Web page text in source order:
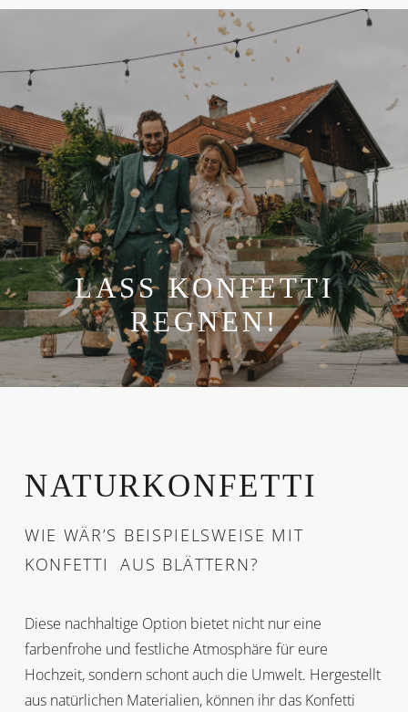
LASS KONFETTI
REGNEN!
NATURKONFETTI
WIE WÄR’S BEISPIELSWEISE MIT
KONFETTI AUS BLÄTTERN?
Diese nachhaltige Option bietet nicht nur eine
farbenfrohe und festliche Atmosphäre für eure
Hochzeit, sondern schont auch die Umwelt. Hergestellt
aus natürlichen Materialien, können ihr das Konfetti